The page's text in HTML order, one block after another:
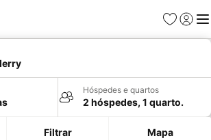
Favoritos
Iniciar
Hóspedes e quartos
2 hóspedes, 1 quarto.
Filtrar Mapa